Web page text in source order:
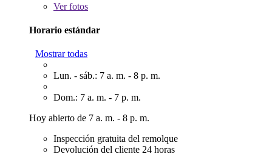
Verfotos
Horario estándar
Mostrar todas
Lun. - sáb.: 7 a. m. - 8 p. m.
Dom.: 7 a. m. - 7 p. m.
Hoy abierto de 7 a. m. - 8 p. m.
Inspección gratuita del remolque
Devolución del cliente 24 horas